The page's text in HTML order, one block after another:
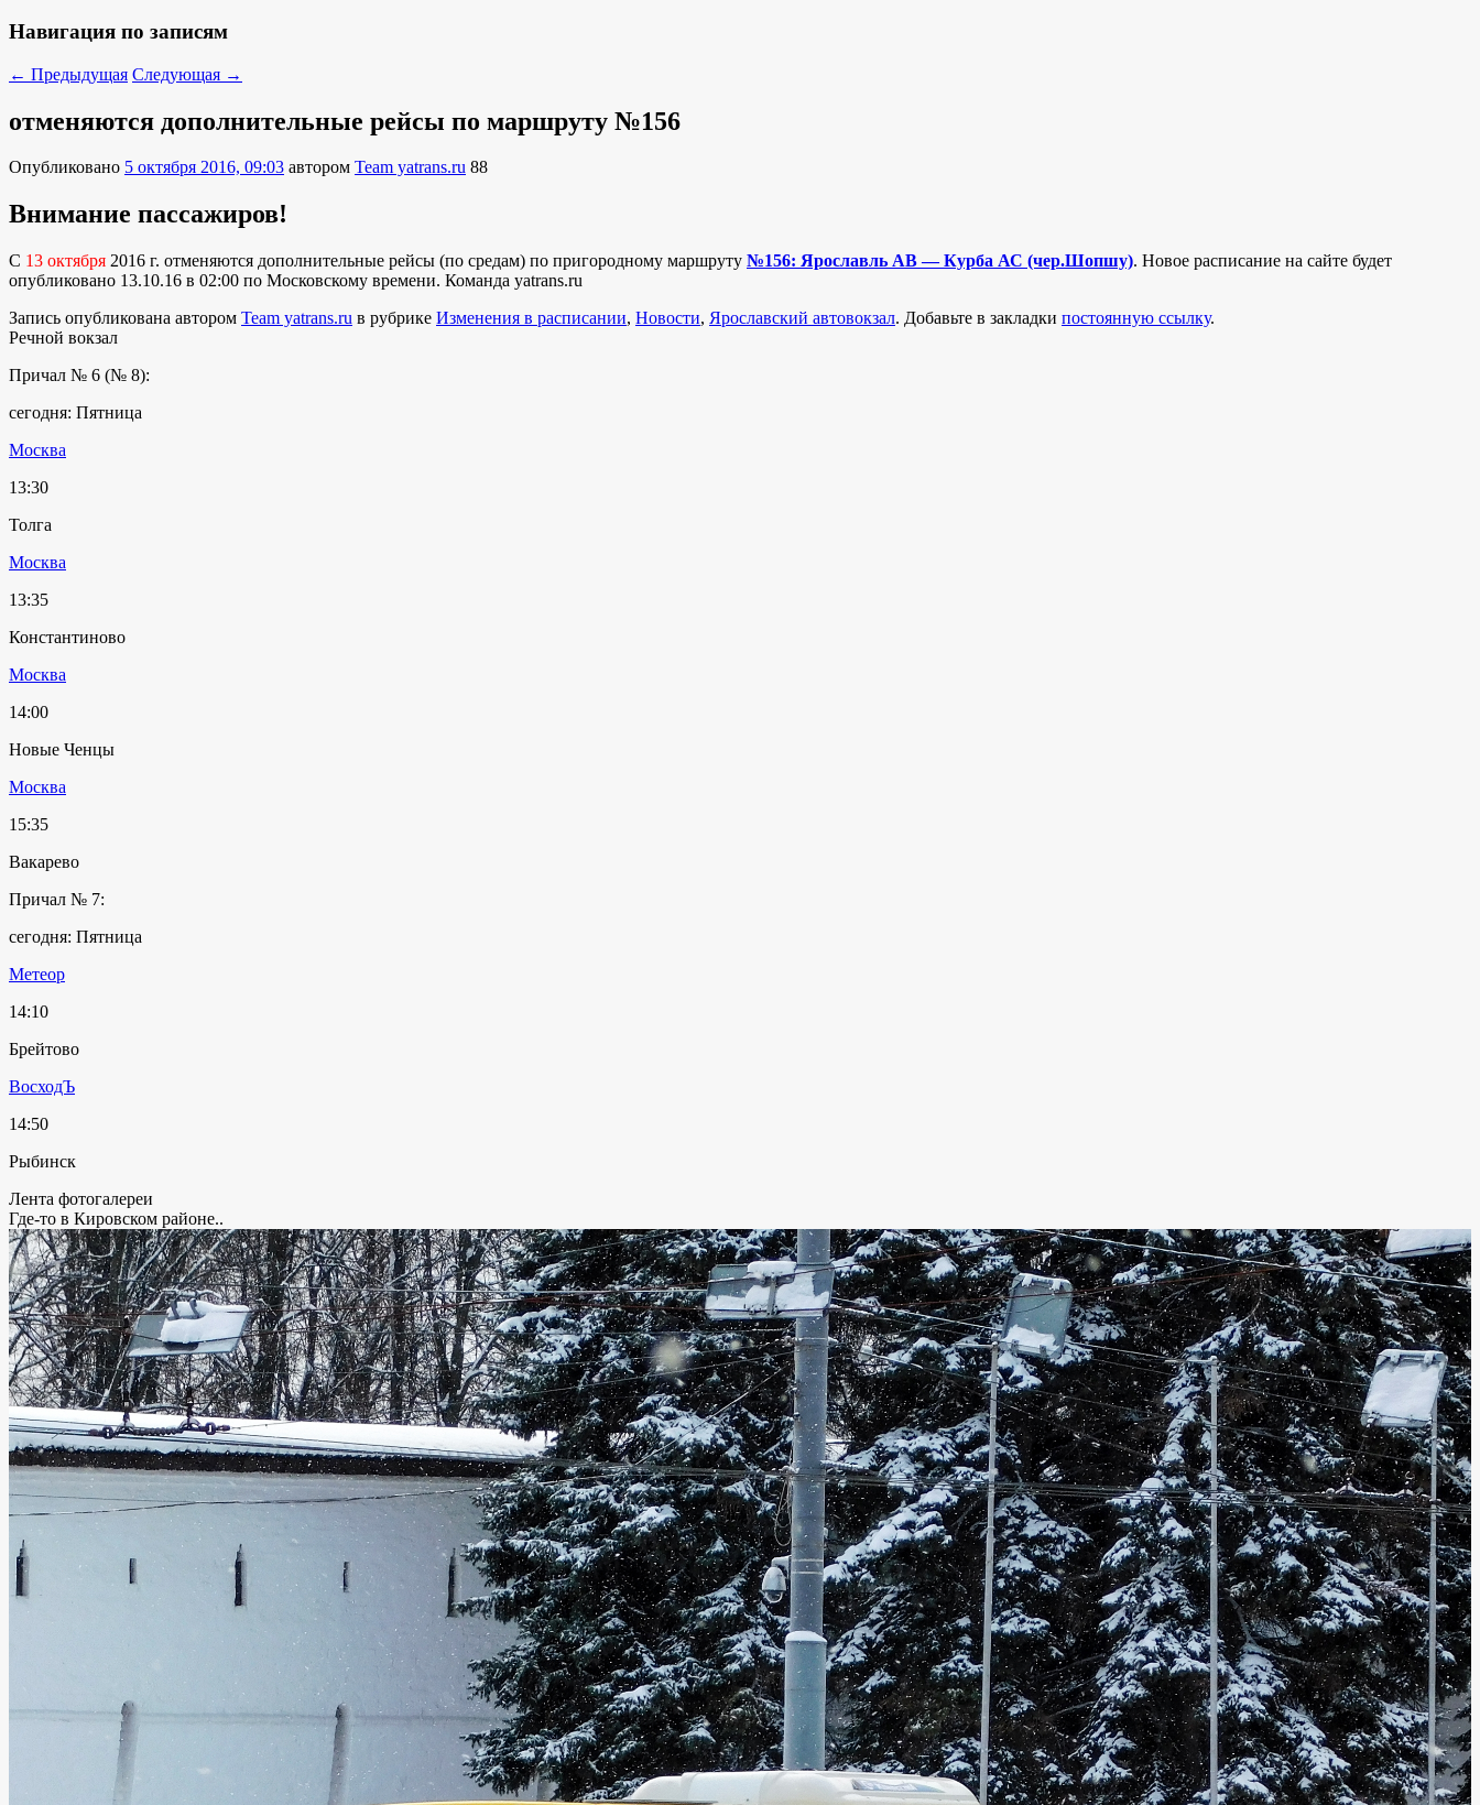
Навигация по записям
← Предыдущая Следующая →
отменяются дополнительные рейсы по маршруту №156
Опубликовано 5 октября 2016, 09:03 автором Team yatrans.ru 88
Внимание пассажиров!
С 13 октября 2016 г. отменяются дополнительные рейсы (по средам) по пригородному маршруту №156: Ярославль АВ — Курба АС (чер.Шопшу). Новое расписание на сайте будет
опубликовано 13.10.16 в 02:00 по Московскому времени. Команда yatrans.ru
Запись опубликована автором Team yatrans.ru в рубрике Изменения в расписании, Новости, Ярославский автовокзал. Добавьте в закладки постоянную ссылку.
Речной вокзал
Причал № 6 (№ 8):
сегодня: Пятница
Москва
13:30
Толга
Москва
13:35
Константиново
Москва
14:00
Новые Ченцы
Москва
15:35
Вакарево
Причал № 7:
сегодня: Пятница
Метеор
14:10
Брейтово
ВосходЪ
14:50
Рыбинск
Лента фотогалереи
Где-то в Кировском районе..